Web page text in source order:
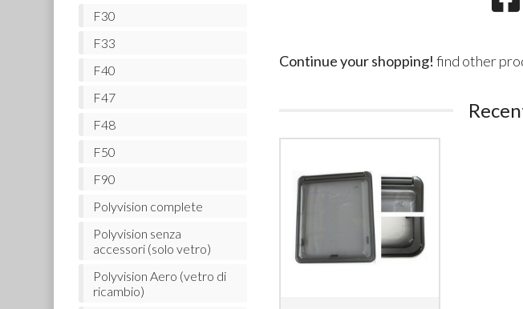
Continue your shopping! find other
F30
F33
F40
F47
F48
F50
F90
Polyvision complete
Polyvision senza
accessori (solo vetro)
Polyvision Aero (vetro di
ricambio)